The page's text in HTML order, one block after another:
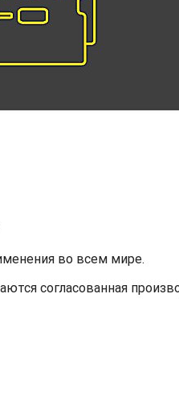
во всем мире.
согласованная